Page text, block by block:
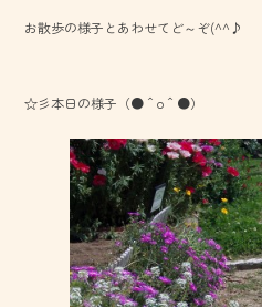
お散歩の様子とあわせてど～ぞ(^^♪
☆彡本日の様子（●＾o＾●）